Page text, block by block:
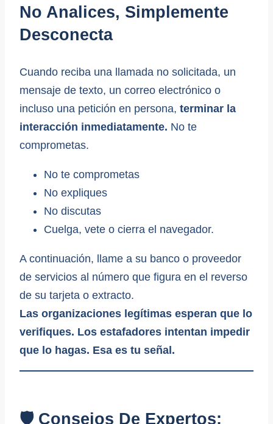
No Analices, Simplemente
Desconecta
Cuando reciba una llamada no solicitada, un
mensaje de texto, un correo electrónico o
incluso una petición en persona, terminar la
interacción inmediatamente. No te
comprometas.
No te comprometas
No expliques
No discutas
Cuelga, vete o cierra el navegador.
A continuación, llame a su banco o proveedor
de servicios al número que figura en el reverso
de su tarjeta o extracto.
Las organizaciones legítimas esperan que lo
verifiques. Los estafadores intentan impedir
que lo hagas. Esa es tu señal.
🛡️ Consejos De Expertos: